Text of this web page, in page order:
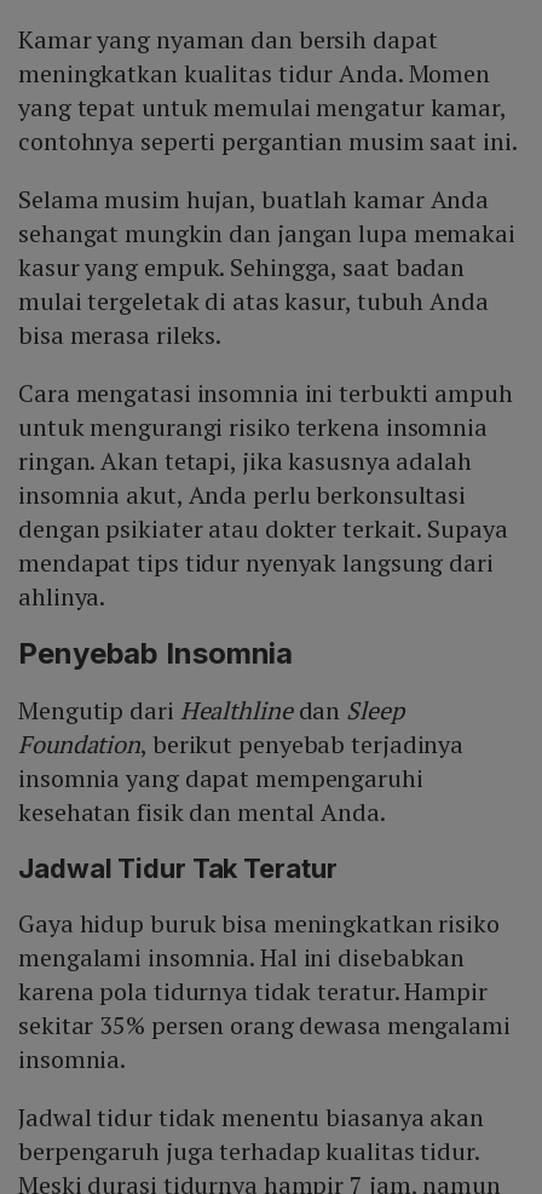
Kamar yang nyaman dan bersih dapat
meningkatkan kualitas tidur Anda. Momen
yang tepat untuk memulai mengatur kamar,
contohnya seperti pergantian musim saat ini.
Selama musim hujan, buatlah kamar Anda
sehangat mungkin dan jangan lupa memakai
kasur yang empuk. Sehingga, saat badan
mulai tergeletak di atas kasur, tubuh Anda
bisa merasa rileks.
Cara mengatasi insomnia ini terbukti ampuh
untuk mengurangi risiko terkena insomnia
ringan. Akan tetapi, jika kasusnya adalah
insomnia akut, Anda perlu berkonsultasi
dengan psikiater atau dokter terkait. Supaya
mendapat tips tidur nyenyak langsung dari
ahlinya.
Penyebab Insomnia
Mengutip dari Healthlinedan Sleep
Foundation, berikut penyebab terjadinya
insomnia yang dapat mempengaruhi
kesehatan fisik dan mental Anda.
Jadwal Tidur Tak Teratur
Gaya hidup buruk bisa meningkatkan risiko
mengalami insomnia. Hal ini disebabkan
karena pola tidurnya tidak teratur. Hampir
sekitar 35% persen orang dewasa mengalami
insomnia.
Jadwal tidur tidak menentu biasanya akan
berpengaruh juga terhadap kualitas tidur.
Meski durasi tidurnya hampir 7 jam, namun